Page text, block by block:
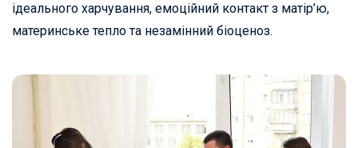
ідеального харчування, емоційний контакт з матір’ю,
материнське тепло та незамінний біоценоз.